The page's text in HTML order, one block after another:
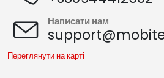
Переглянути на карті